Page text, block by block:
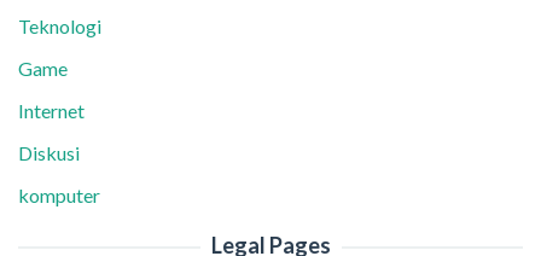
Teknologi
Game
Internet
Diskusi
komputer
Legal Pages